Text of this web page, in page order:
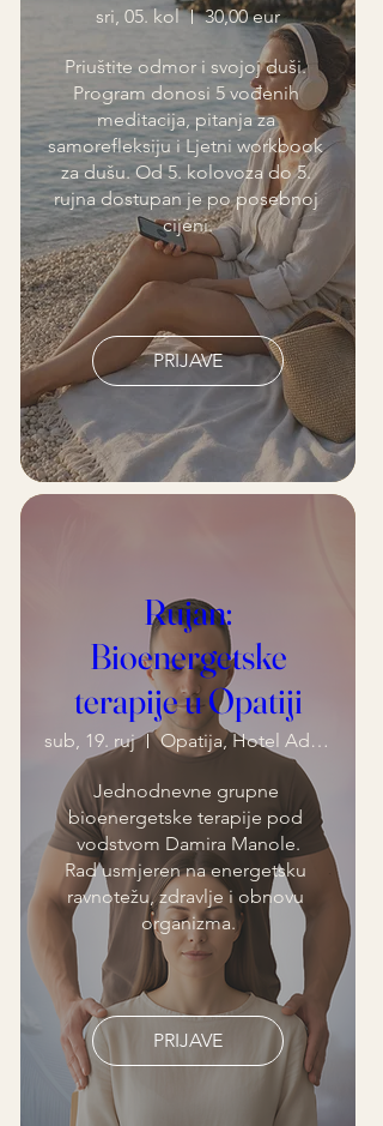
sri, 05. kol 30,00 eur
Priuštite odmor i svojoj duši.
Program donosi 5 vođenih
meditacija, pitanja za
samorefleksiju i Ljetni workbook
za dušu. Od 5. kolovoza do 5.
rujna dostupan je po posebnoj
cijeni.
PRIJAVE
Rujan:
Bioenergetske
terapije u Opatiji
sub, 19. ruj Opatija, Hotel Admiral
Jednodnevne grupne
bioenergetske terapije pod
vodstvom Damira Manole.
Rad usmjeren na energetsku
ravnotežu, zdravlje i obnovu
organizma.
PRIJAVE